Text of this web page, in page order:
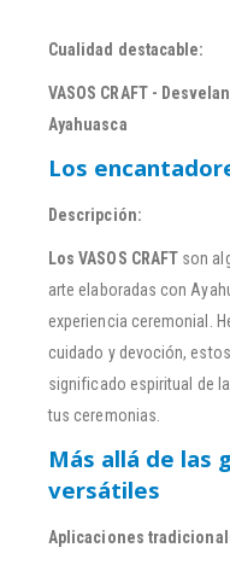
Cualidad destacable:
VASOS CRAFT -
Ayahuasca
Los
Descripción:
Los VASOS CRAFT son
arte elaboradas con
experiencia ceremonial.
cuidado y devoción,
significado espiritual de
tus ceremonias.
Más allá de las
versátiles
Aplicaciones